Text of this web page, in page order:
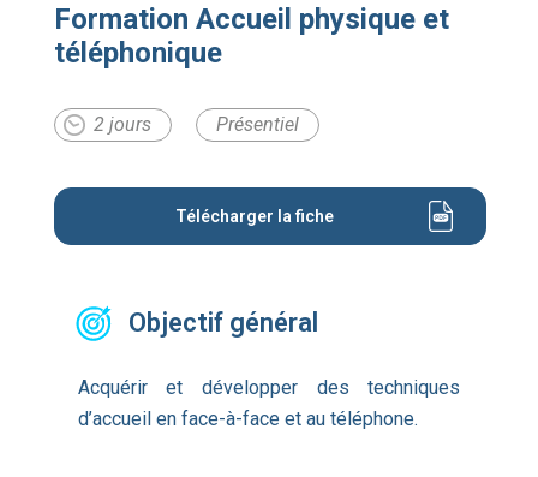
Formation Accueil physique et
téléphonique
2 jours Présentiel
Télécharger la fiche
Objectif général
Acquérir et développer des techniques
d’accueil en face-à-face et au téléphone.